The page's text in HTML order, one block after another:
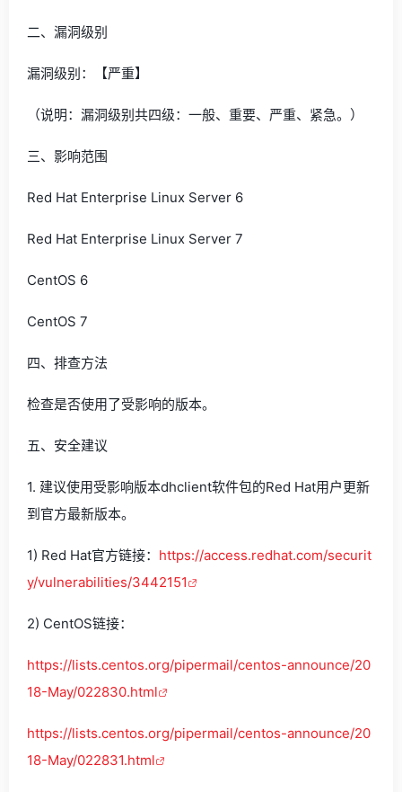
二、漏洞级别
漏洞级别：【严重】
（说明：漏洞级别共四级：一般、重要、严重、紧急。）
三、影响范围
Red Hat Enterprise Linux Server 6
Red Hat Enterprise Linux Server 7
CentOS 6
CentOS 7
四、排查方法
检查是否使用了受影响的版本。
五、安全建议
1. 建议使用受影响版本dhclient软件包的Red Hat用户更新
到官方最新版本。
1) Red Hat官方链接： https://access.redhat.com/securit
y/vulnerabilities/3442151
2) CentOS链接：
https://lists.centos.org/pipermail/centos-announce/20
18-May/022830.html
https://lists.centos.org/pipermail/centos-announce/20
18-May/022831.html